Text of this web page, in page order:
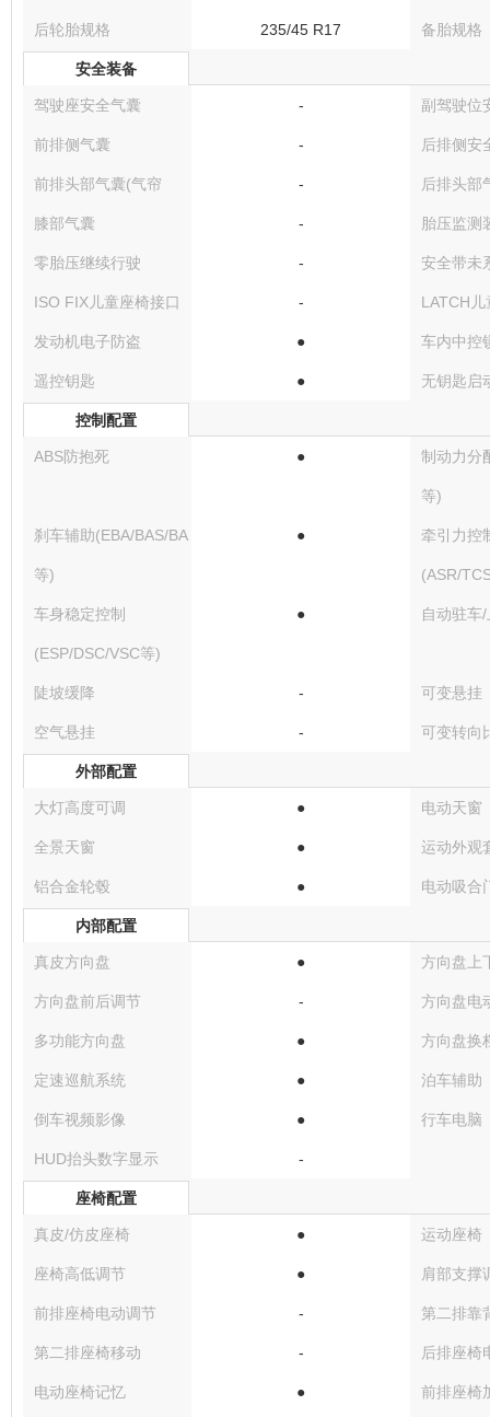
后轮胎规格 235/45 R17 备胎规格
安全装备
驾驶座安全气囊 - 副驾驶位
前排侧气囊 - 后排侧安
前排头部气囊(气帘 - 后排头部
膝部气囊 - 胎压监测
零胎压继续行驶 - 安全带未
ISO FIX儿童座椅接口 - LATCH
发动机电子防盗 ● 车内中控
遥控钥匙 ● 无钥匙启
控制配置
ABS防抱死 ● 制动力分
等)
刹车辅助(EBA/BAS/BA
等)
● 牵引力控
(ASR/
车身稳定控制
(ESP/DSC/VSC等)
● 自动驻车
陡坡缓降 - 可变悬挂
空气悬挂 - 可变转向
外部配置
大灯高度可调 ● 电动天窗
全景天窗 ● 运动外观
铝合金轮毂 ● 电动吸合
内部配置
真皮方向盘 ● 方向盘上
方向盘前后调节 - 方向盘电
多功能方向盘 ● 方向盘换
定速巡航系统 ● 泊车辅助
倒车视频影像 ● 行车电脑
HUD抬头数字显示 -
座椅配置
真皮/仿皮座椅 ● 运动座椅
座椅高低调节 ● 肩部支撑
前排座椅电动调节 - 第二排靠
第二排座椅移动 - 后排座椅
电动座椅记忆 ● 前排座椅